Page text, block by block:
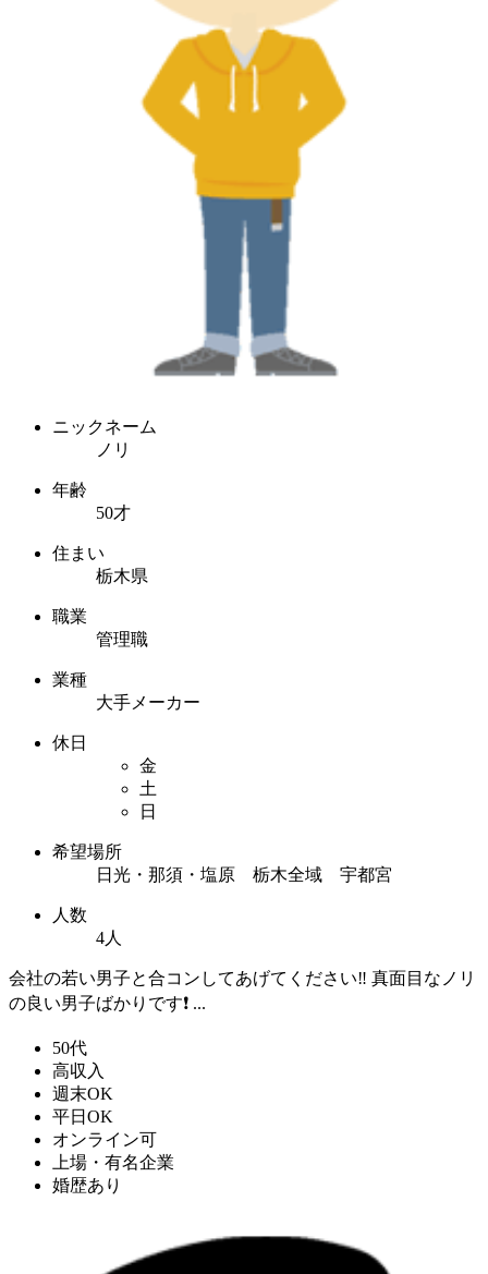
ニックネーム
ノリ
年齢
50才
住まい
栃木県
職業
管理職
業種
大手メーカー
休日
金
土
日
希望場所
日光・那須・塩原 栃木全域 宇都宮
人数
4人
会社の若い男子と合コンしてあげてください‼️ 真面目なノリ
の良い男子ばかりです❗️ ...
50代
高収入
週末OK
平日OK
オンライン可
上場・有名企業
婚歴あり